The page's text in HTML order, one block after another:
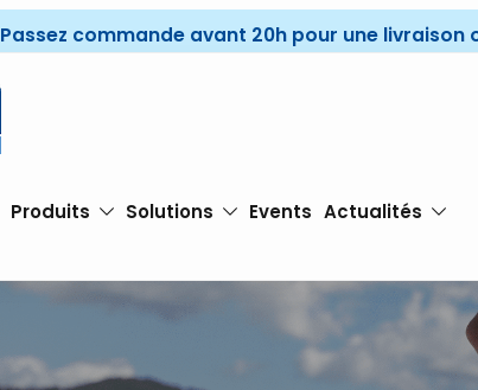
Passez commande avant 20h pour une livraison
Produits Solutions Events Actualités